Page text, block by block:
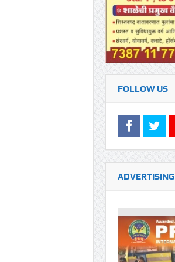
FOLLOW US
ADVERTISING